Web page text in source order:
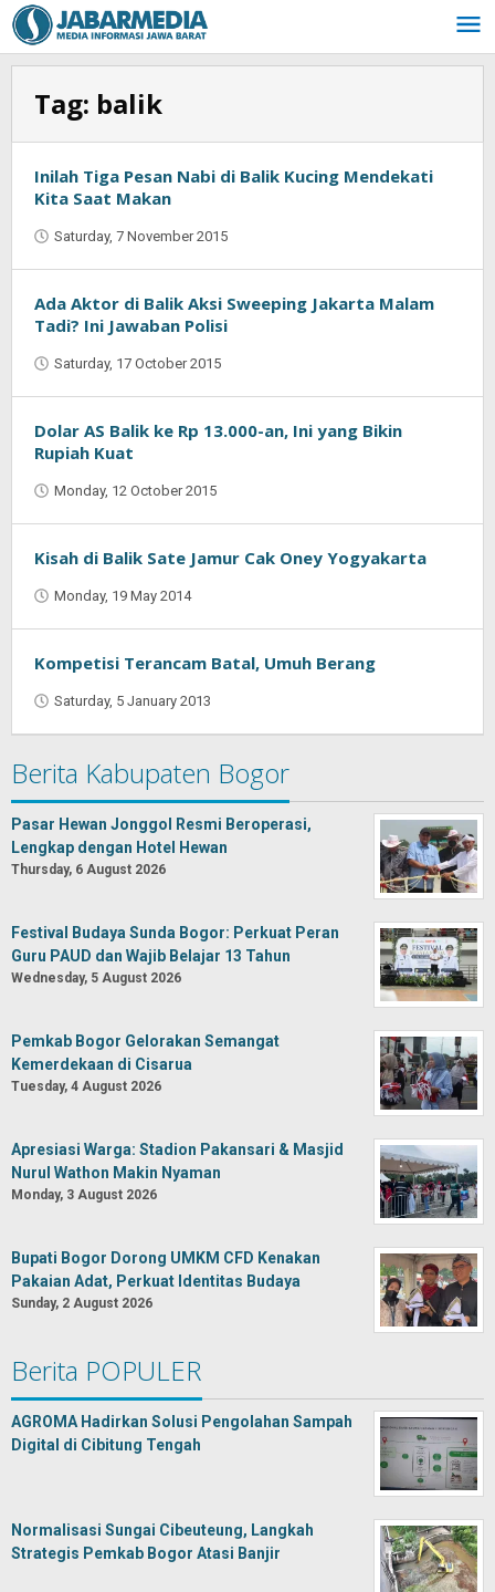
Skip
to
content
Tag: balik
Inilah Tiga Pesan Nabi di Balik Kucing Mendekati
Kita Saat Makan
Saturday, 7 November 2015
Saputra
Ada Aktor di Balik Aksi Sweeping Jakarta Malam
Tadi? Ini Jawaban Polisi
Saturday, 17 October 2015
Dolar AS Balik ke Rp 13.000-an, Ini yang Bikin
Rupiah Kuat
Monday, 12 October 2015
Kisah di Balik Sate Jamur Cak Oney Yogyakarta
Monday, 19 May 2014
Kompetisi Terancam Batal, Umuh Berang
Saturday, 5 January 2013
Berita Kabupaten Bogor
Pasar Hewan Jonggol Resmi Beroperasi,
Lengkap dengan Hotel Hewan
Thursday, 6 August 2026
Festival Budaya Sunda Bogor: Perkuat Peran
Guru PAUD dan Wajib Belajar 13 Tahun
Wednesday, 5 August 2026
Pemkab Bogor Gelorakan Semangat
Kemerdekaan di Cisarua
Tuesday, 4 August 2026
Apresiasi Warga: Stadion Pakansari & Masjid
Nurul Wathon Makin Nyaman
Monday, 3 August 2026
Bupati Bogor Dorong UMKM CFD Kenakan
Pakaian Adat, Perkuat Identitas Budaya
Sunday, 2 August 2026
Berita POPULER
AGROMA Hadirkan Solusi Pengolahan Sampah
Digital di Cibitung Tengah
Normalisasi Sungai Cibeuteung, Langkah
Strategis Pemkab Bogor Atasi Banjir